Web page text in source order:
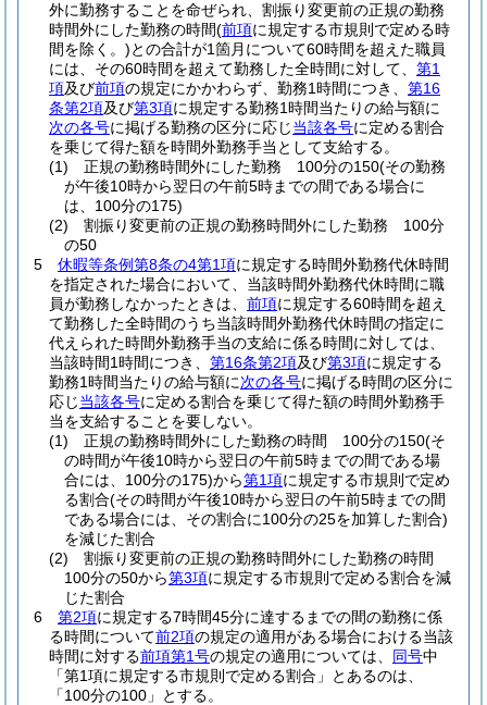
外に勤務することを命ぜられ、割振り変更前の正規の勤務
時間外にした勤務の時間(前項に規定する市規則で定める時
間を除く。)との合計が1箇月について60時間を超えた職員
には、その60時間を超えて勤務した全時間に対して、 第1
項及び前項の規定にかかわらず、勤務1時間につき、 第16
条第2項及び第3項に規定する勤務1時間当たりの給与額に
次の各号に掲げる勤務の区分に応じ当該各号に定める割合
を乗じて得た額を時間外勤務手当として支給する。
(1)
正規の勤務時間外にした勤務 100分の150(その勤務
が午後10時から翌日の午前5時までの間である場合に
は、100分の175)
(2)
割振り変更前の正規の勤務時間外にした勤務 100分
の50
5
休暇等条例第8条の4第1項に規定する時間外勤務代休時間
を指定された場合において、当該時間外勤務代休時間に職
員が勤務しなかったときは、 前項に規定する60時間を超え
て勤務した全時間のうち当該時間外勤務代休時間の指定に
代えられた時間外勤務手当の支給に係る時間に対しては、
当該時間1時間につき、 第16条第2項及び第3項に規定する
勤務1時間当たりの給与額に次の各号に掲げる時間の区分に
応じ当該各号に定める割合を乗じて得た額の時間外勤務手
当を支給することを要しない。
(1)
正規の勤務時間外にした勤務の時間 100分の150(そ
の時間が午後10時から翌日の午前5時までの間である場
合には、100分の175)から第1項に規定する市規則で定め
る割合(その時間が午後10時から翌日の午前5時までの間
である場合には、その割合に100分の25を加算した割合)
を減じた割合
(2)
割振り変更前の正規の勤務時間外にした勤務の時間
100分の50から第3項に規定する市規則で定める割合を減
じた割合
6
第2項に規定する7時間45分に達するまでの間の勤務に係
る時間について前2項の規定の適用がある場合における当該
時間に対する前項第1号の規定の適用については、 同号中
「第1項に規定する市規則で定める割合」とあるのは、
「100分の100」とする。